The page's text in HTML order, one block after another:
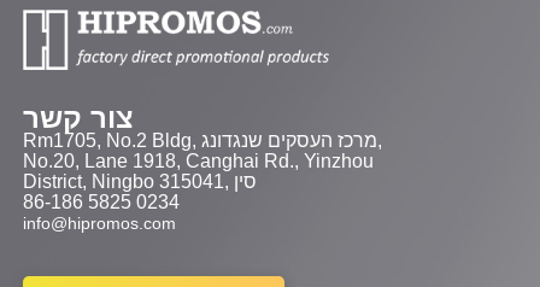
צור קשר
Rm1705, No.2 Bldg, מרכז העסקים שנגדונג,
No.20, Lane 1918, Canghai Rd., Yinzhou
District, Ningbo 315041, סין
86-186 5825 0234
info@hipromos.com